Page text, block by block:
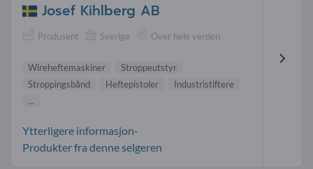
Josef Kihlberg AB
Produsent Sverige Over hele verden
Wireheftemaskiner
Stroppeutstyr
Stroppingsbånd
Heftepistoler
Industristiftere
...
Ytterligere informasjon-
Produkter fra denne selgeren